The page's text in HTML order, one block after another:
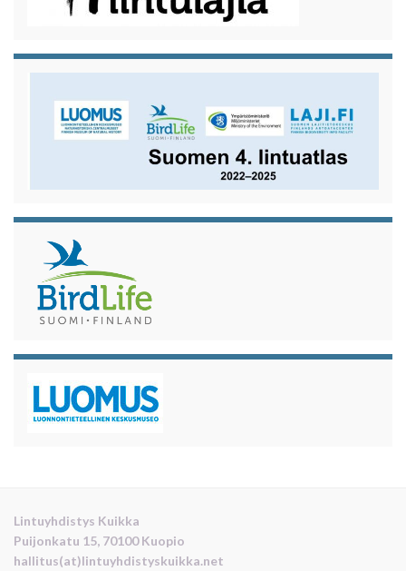
Lintuyhdistys Kuikka
Puijonkatu 15, 70100 Kuopio
hallitus(at)lintuyhdistyskuikka.net